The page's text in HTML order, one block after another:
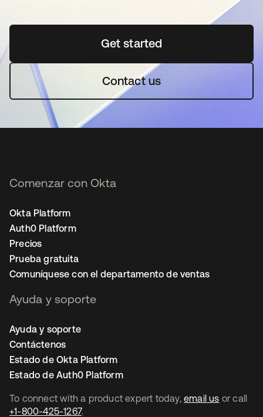
Get startedse abre en una pestaña
Contact us
To connect with a product expert today, email us or call
+1-800-425-1267.
Comenzar con Okta
Okta Platform
Auth0 Platform
Precios
Prueba gratuita
Comuníquese con el departamento de ventas
Ayuda y soporte
Ayuda y soporte
Contáctenos
Estado de Okta Platform
Estado de Auth0 Platform